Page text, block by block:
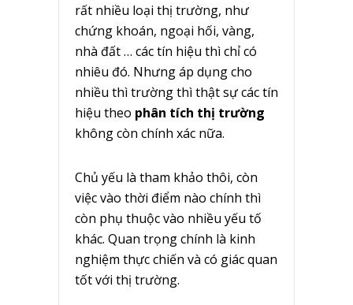
rất nhiều loại thị trường, như
chứng khoán, ngoại hối, vàng,
nhà đất … các tín hiệu thì chỉ có
nhiêu đó. Nhưng áp dụng cho
nhiều thì trường thì thật sự các tín
hiệu theo phân tích thị trường
không còn chính xác nữa.
Chủ yếu là tham khảo thôi, còn
việc vào thời điểm nào chính thì
còn phụ thuộc vào nhiều yếu tố
khác. Quan trọng chính là kinh
nghiệm thực chiến và có giác quan
tốt với thị trường.